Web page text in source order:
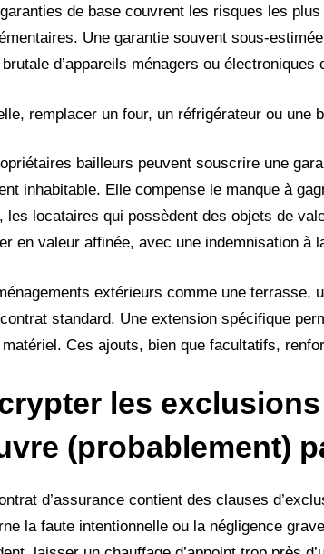
de base couvrent les risques les
Une garantie souvent sous-
brutale d’appareils ménagers ou
remplacer un four, un réfrigérateur ou une
bailleurs peuvent souscrire une
inhabitable. Elle compense le manque à
les locataires qui possèdent des objets de
en valeur affinée, avec une indemnisation à
extérieurs comme une terrasse,
standard. Une extension spécifique
Ces ajouts, bien que facultatifs,
les
(probablement)
d’assurance contient des clauses
la faute intentionnelle ou la négligence